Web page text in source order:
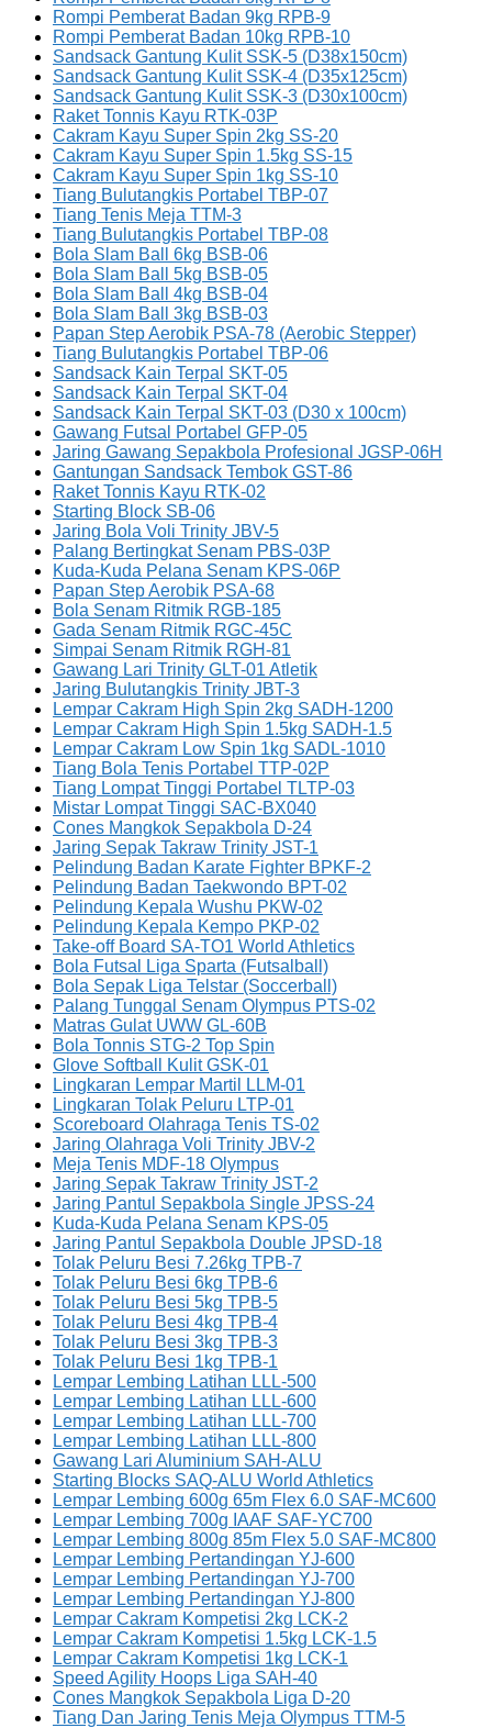
Rompi Pemberat Badan 9kg RPB-9
Rompi Pemberat Badan 10kg RPB-10
Sandsack Gantung Kulit SSK-5 (D38x150cm)
Sandsack Gantung Kulit SSK-4 (D35x125cm)
Sandsack Gantung Kulit SSK-3 (D30x100cm)
Raket Tonnis Kayu RTK-03P
Cakram Kayu Super Spin 2kg SS-20
Cakram Kayu Super Spin 1.5kg SS-15
Cakram Kayu Super Spin 1kg SS-10
Tiang Bulutangkis Portabel TBP-07
Tiang Tenis Meja TTM-3
Tiang Bulutangkis Portabel TBP-08
Bola Slam Ball 6kg BSB-06
Bola Slam Ball 5kg BSB-05
Bola Slam Ball 4kg BSB-04
Bola Slam Ball 3kg BSB-03
Papan Step Aerobik PSA-78 (Aerobic Stepper)
Tiang Bulutangkis Portabel TBP-06
Sandsack Kain Terpal SKT-05
Sandsack Kain Terpal SKT-04
Sandsack Kain Terpal SKT-03 (D30 x 100cm)
Gawang Futsal Portabel GFP-05
Jaring Gawang Sepakbola Profesional JGSP-06H
Gantungan Sandsack Tembok GST-86
Raket Tonnis Kayu RTK-02
Starting Block SB-06
Jaring Bola Voli Trinity JBV-5
Palang Bertingkat Senam PBS-03P
Kuda-Kuda Pelana Senam KPS-06P
Papan Step Aerobik PSA-68
Bola Senam Ritmik RGB-185
Gada Senam Ritmik RGC-45C
Simpai Senam Ritmik RGH-81
Gawang Lari Trinity GLT-01 Atletik
Jaring Bulutangkis Trinity JBT-3
Lempar Cakram High Spin 2kg SADH-1200
Lempar Cakram High Spin 1.5kg SADH-1.5
Lempar Cakram Low Spin 1kg SADL-1010
Tiang Bola Tenis Portabel TTP-02P
Tiang Lompat Tinggi Portabel TLTP-03
Mistar Lompat Tinggi SAC-BX040
Cones Mangkok Sepakbola D-24
Jaring Sepak Takraw Trinity JST-1
Pelindung Badan Karate Fighter BPKF-2
Pelindung Badan Taekwondo BPT-02
Pelindung Kepala Wushu PKW-02
Pelindung Kepala Kempo PKP-02
Take-off Board SA-TO1 World Athletics
Bola Futsal Liga Sparta (Futsalball)
Bola Sepak Liga Telstar (Soccerball)
Palang Tunggal Senam Olympus PTS-02
Matras Gulat UWW GL-60B
Bola Tonnis STG-2 Top Spin
Glove Softball Kulit GSK-01
Lingkaran Lempar Martil LLM-01
Lingkaran Tolak Peluru LTP-01
Scoreboard Olahraga Tenis TS-02
Jaring Olahraga Voli Trinity JBV-2
Meja Tenis MDF-18 Olympus
Jaring Sepak Takraw Trinity JST-2
Jaring Pantul Sepakbola Single JPSS-24
Kuda-Kuda Pelana Senam KPS-05
Jaring Pantul Sepakbola Double JPSD-18
Tolak Peluru Besi 7.26kg TPB-7
Tolak Peluru Besi 6kg TPB-6
Tolak Peluru Besi 5kg TPB-5
Tolak Peluru Besi 4kg TPB-4
Tolak Peluru Besi 3kg TPB-3
Tolak Peluru Besi 1kg TPB-1
Lempar Lembing Latihan LLL-500
Lempar Lembing Latihan LLL-600
Lempar Lembing Latihan LLL-700
Lempar Lembing Latihan LLL-800
Gawang Lari Aluminium SAH-ALU
Starting Blocks SAQ-ALU World Athletics
Lempar Lembing 600g 65m Flex 6.0 SAF-MC600
Lempar Lembing 700g IAAF SAF-YC700
Lempar Lembing 800g 85m Flex 5.0 SAF-MC800
Lempar Lembing Pertandingan YJ-600
Lempar Lembing Pertandingan YJ-700
Lempar Lembing Pertandingan YJ-800
Lempar Cakram Kompetisi 2kg LCK-2
Lempar Cakram Kompetisi 1.5kg LCK-1.5
Lempar Cakram Kompetisi 1kg LCK-1
Speed Agility Hoops Liga SAH-40
Cones Mangkok Sepakbola Liga D-20
Tiang Dan Jaring Tenis Meja Olympus TTM-5